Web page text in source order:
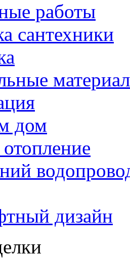
работы
сантехники
дом
дизайн